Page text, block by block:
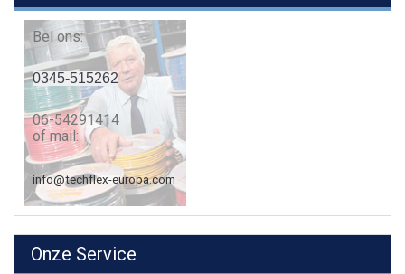
Bel ons:
0345-515262
06-54291414
of mail:
info@techflex-europa.com
Onze Service